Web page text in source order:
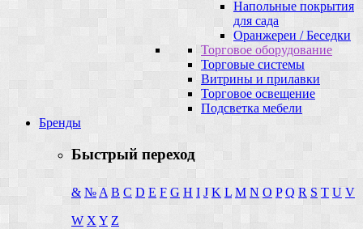
Напольные покрытия
для сада
Оранжереи / Беседки
Торговое оборудование
Торговые системы
Витрины и прилавки
Торговое освещение
Подсветка мебели
Бренды
Быстрый переход
& № A B C D E F G H I J K L M N O P Q R S T U V
W X Y Z